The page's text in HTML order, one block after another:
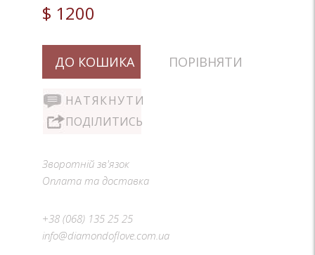
$ 1200
ДО КОШИКА ПОРІВНЯТИ
НАТЯКНУТИ
ПОДІЛИТИСЬ
Зворотній зв'язок
Оплата та доставка
+38 (068) 135 25 25
info@diamondoflove.com.ua